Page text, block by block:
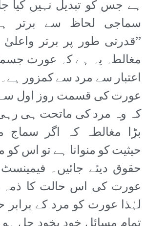
ہے جس کو تبدیل نہیں کیا
سماجی لحاظ سے برتر
’’قدرتی طور پر برتر
مغالطہ یہ ہے کہ عورت
اعتبار سے مرد سے کمزور
عورت کی قسمت روز اول
کہ وہ مرد کی ماتحت ہی
بڑا مغالطہ کہ اگر
حیثیت کو منوانا ہے تو اس کو
حقوق دیئے جائیں۔
عورت کی اس حالت کا ذمہ
لہٰذا عورت کو مرد کے